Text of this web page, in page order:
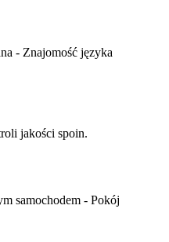
- Znajomość języka
jakości spoin.
samochodem - Pokój